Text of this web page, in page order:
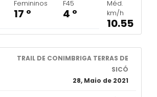
Femininos
17 º
F45
4 º
Méd.
km/h
10.55
TRAIL DE CONIMBRIGA TERRAS DE
SICÓ
28, Maio de 2021